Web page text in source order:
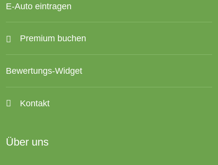
E-Auto eintragen
Premium buchen
Bewertungs-Widget
Kontakt
Über uns